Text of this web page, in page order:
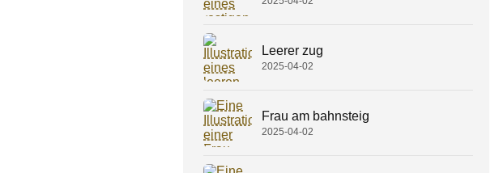
Leerer zug
2025-04-02
Frau am bahnsteig
2025-04-02